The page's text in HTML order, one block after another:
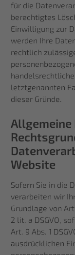
für die
berechtigtes
Einwilligung zur
werden Ihre
rechtlich
letztgenannten
dieser Gründe.
Allgemeine
Website
Sofern Sie in die
verarbeiten wir
Grundlage von
2 lit. a DSGVO,
Art. 9 Abs. 1
ausdrücklichen